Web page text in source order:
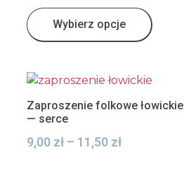
Wybierz opcje
Zaproszenie folkowe łowickie
— serce
9,00 zł – 11,50 zł